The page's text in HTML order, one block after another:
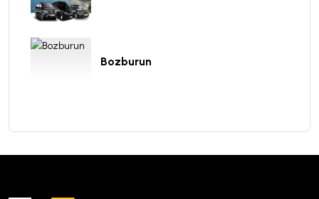
Bozburun